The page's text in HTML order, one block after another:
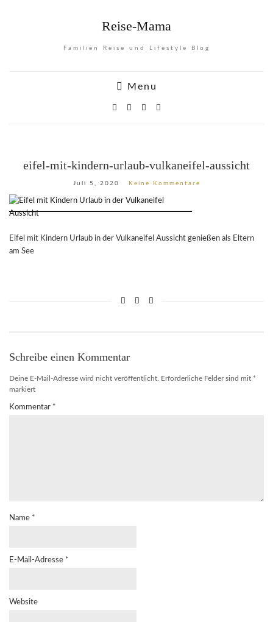
Reise-Mama
Familien Reise und Lifestyle Blog
Menu
eifel-mit-kindern-urlaub-vulkaneifel-aussicht
Juli 5, 2020 Keine Kommentare
Eifel mit Kindern Urlaub in der Vulkaneifel Aussicht genießen als Eltern
am See
Schreibe einen Kommentar
Deine E-Mail-Adresse wird nicht veröffentlicht. Erforderliche Felder sind mit *
markiert
Kommentar *
Name *
E-Mail-Adresse *
Website